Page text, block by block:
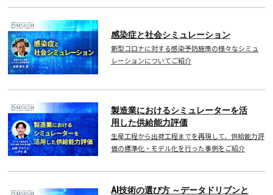
感染症と社会シミュレーション
新型コロナに対する感染予防施策の様々なシミュ
レーションについてご紹介
製造業におけるシミュレーターを活
用した供給能力評価
生産工程から出荷工程までを再現して、供給能力評
価の標準化・モデル化を行った事例をご紹介
AI技術の選び方 ～データドリブンと